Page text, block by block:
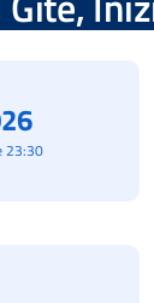
23:30